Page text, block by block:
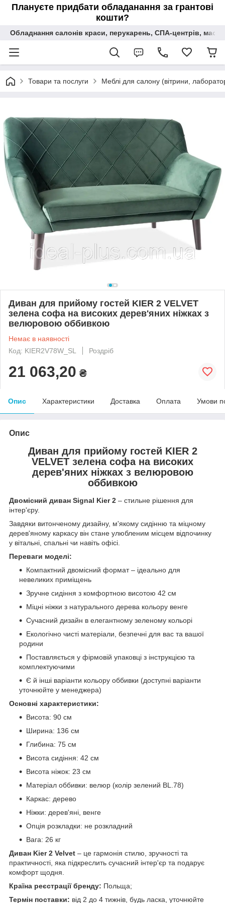
Плануєте придбати обладанання за грантові
кошти?
Обладнання салонів краси, перукарень, СПА-центрів,
Товари та послуги Меблі для салону (вітрини,
Диван для прийому гостей KIER 2 VELVET
зелена софа на високих дерев'яних ніжках з
велюровою оббивкою
Немає в наявності
Код: KIER2V78W_SL
Роздріб
21 063,20 ₴
Опис Характеристики Доставка Оплата Умови
Опис
Диван для прийому гостей KIER 2
VELVET зелена софа на високих
дерев'яних ніжках з велюровою
оббивкою
Двомісний диван Signal Kier 2 – стильне рішення для
інтер'єру.
Завдяки витонченому дизайну, м'якому сидінню та міцному
дерев'яному каркасу він стане улюбленим місцем відпочинку
у вітальні, спальні чи навіть офісі.
Переваги моделі:
Компактний двомісний формат – ідеально для
невеликих приміщень
Зручне сидіння з комфортною висотою 42 см
Міцні ніжки з натурального дерева кольору венге
Сучасний дизайн в елегантному зеленому кольорі
Екологічно чисті матеріали, безпечні для вас та вашої
родини
Поставляється у фірмовій упаковці з інструкцією та
комплектуючими
Є й інші варіанти кольору оббивки (доступні варіанти
уточнюйте у менеджера)
Основні характеристики:
Висота: 90 см
Ширина: 136 см
Глибина: 75 см
Висота сидіння: 42 см
Висота ніжок: 23 см
Матеріал оббивки: велюр (колір зелений BL.78)
Каркас: дерево
Ніжки: дерев'яні, венге
Опція розкладки: не розкладний
Вага: 26 кг
Диван Kier 2 Velvet – це гармонія стилю, зручності та
практичності, яка підкреслить сучасний інтер'єр та подарує
комфорт щодня.
Країна реєстрації бренду: Польща;
Термін поставки: від 2 до 4 тижнів, будь ласка, уточнюйте